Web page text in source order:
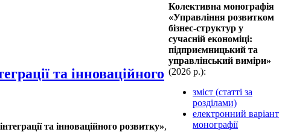
та інноваційного
та інноваційного розвитку»,
Колективна монографiя
«Управління розвитком
бізнес-структур у
сучасній економіці:
підприємницький та
управлінський виміри»
(2026 р.):
зміст (статті за
розділами)
електронний варіант
монографії